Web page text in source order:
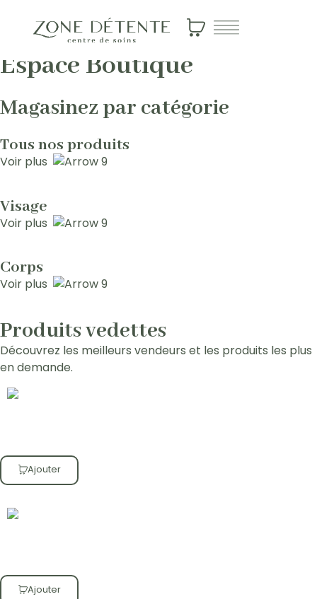
Espace Boutique
Magasinez par catégorie
Tous nos produits
Voir plus
Visage
Voir plus
Corps
Voir plus
Produits vedettes
Découvrez les meilleurs vendeurs et les produits les plus
en demande.
Ajouter
Ajouter